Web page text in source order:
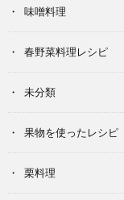
味噌料理
春野菜料理レシピ
未分類
果物を使ったレシピ
栗料理